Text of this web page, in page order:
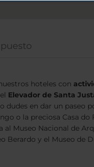
hoteles con
Elevador de Santa
dudes en dar un paseo
o la preciosa Casa
al Museo Nacional de
Berardo y el Museo de